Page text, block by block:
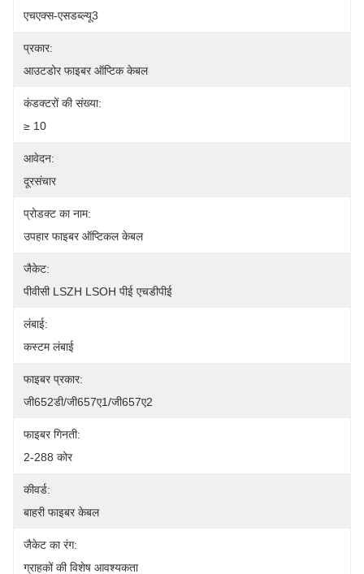
एचएक्स-एसडब्ल्यू3
प्रकार:
आउटडोर फाइबर ऑप्टिक केबल
कंडक्टरों की संख्या:
≥ 10
आवेदन:
दूरसंचार
प्रोडक्ट का नाम:
उपहार फाइबर ऑप्टिकल केबल
जैकेट:
पीवीसी LSZH LSOH पीई एचडीपीई
लंबाई:
कस्टम लंबाई
फाइबर प्रकार:
जी652डी/जी657ए1/जी657ए2
फाइबर गिनती:
2-288 कोर
कीवर्ड:
बाहरी फाइबर केबल
जैकेट का रंग:
ग्राहकों की विशेष आवश्यकता